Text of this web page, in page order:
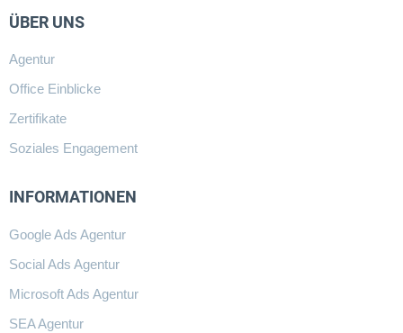
ÜBER UNS
Agentur
Office Einblicke
Zertifikate
Soziales Engagement
INFORMATIONEN
Google Ads Agentur
Social Ads Agentur
Microsoft Ads Agentur
SEA Agentur